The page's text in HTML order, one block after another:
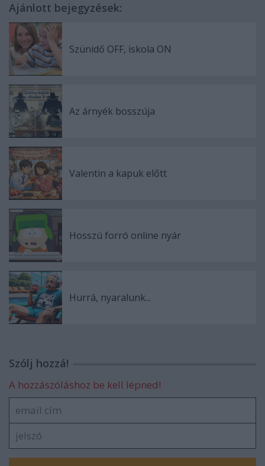
Ajánlott bejegyzések:
Szünidő OFF, iskola ON
Az árnyék bosszúja
Valentin a kapuk előtt
Hosszú forró online nyár
Hurrá, nyaralunk...
Szólj hozzá!
A hozzászóláshoz be kell lépned!